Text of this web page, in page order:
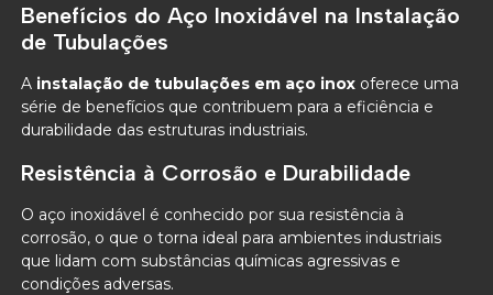
Benefícios do Aço Inoxidável na Instalação
de Tubulações
A instalação de tubulações em aço inox oferece uma
série de benefícios que contribuem para a eficiência e
durabilidade das estruturas industriais.
Resistência à Corrosão e Durabilidade
O aço inoxidável é conhecido por sua resistência à
corrosão, o que o torna ideal para ambientes industriais
que lidam com substâncias químicas agressivas e
condições adversas.